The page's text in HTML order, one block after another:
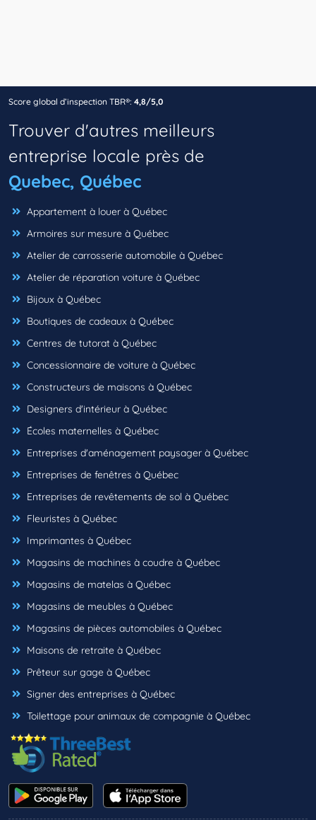
Score global d’inspection TBR®: 4,8/5,0
Trouver d'autres meilleurs
entreprise locale près de
Quebec, Québec
Appartement à louer à Québec
Armoires sur mesure à Québec
Atelier de carrosserie automobile à Québec
Atelier de réparation voiture à Québec
Bijoux à Québec
Boutiques de cadeaux à Québec
Centres de tutorat à Québec
Concessionnaire de voiture à Québec
Constructeurs de maisons à Québec
Designers d'intérieur à Québec
Écoles maternelles à Québec
Entreprises d'aménagement paysager à Québec
Entreprises de fenêtres à Québec
Entreprises de revêtements de sol à Québec
Fleuristes à Québec
Imprimantes à Québec
Magasins de machines à coudre à Québec
Magasins de matelas à Québec
Magasins de meubles à Québec
Magasins de pièces automobiles à Québec
Maisons de retraite à Québec
Prêteur sur gage à Québec
Signer des entreprises à Québec
Toilettage pour animaux de compagnie à Québec